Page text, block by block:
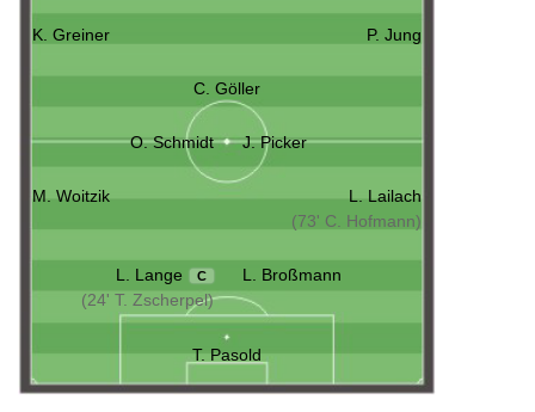
K. Greiner P. Jung
C. Göller
O. Schmidt J. Picker
M. Woitzik
L. Lailach
(73' C. Hofmann)
L. Lange C
(24' T. Zscherpel)
L. Broßmann
T. Pasold